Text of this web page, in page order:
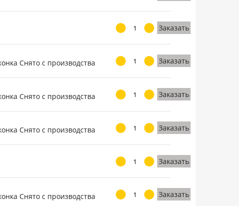
Заказать
Заказать
Заказать
Заказать
Заказать
Заказать